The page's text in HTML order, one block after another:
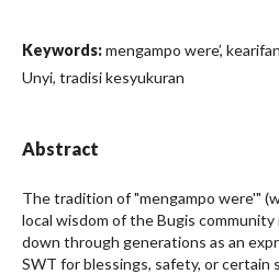
Keywords:mengampo were’,
Unyi, tradisi kesyukuran
Abstract
The tradition of "mengampo were'"
local wisdom of the Bugis community
down through generations as an
SWT for blessings, safety, or certain